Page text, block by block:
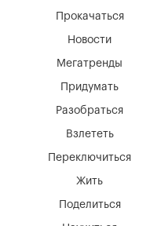
Мегатренды
Придумать
Разобраться
Взлететь
Новости
Переключиться
Жить
Поделиться
Прокачаться